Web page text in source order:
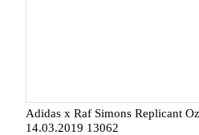
Adidas x Raf Simons Replicant
14.03.2019 13062